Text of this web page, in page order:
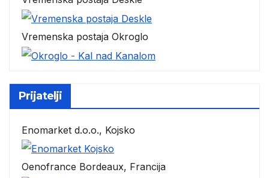
Vremenska postaja Okroglo
Prijatelji
Enomarket d.o.o., Kojsko
Oenofrance Bordeaux, Francija